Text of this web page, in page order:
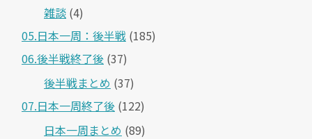
雑談 (4)
05.日本一周：後半戦 (185)
06.後半戦終了後 (37)
後半戦まとめ (37)
07.日本一周終了後 (122)
日本一周まとめ (89)